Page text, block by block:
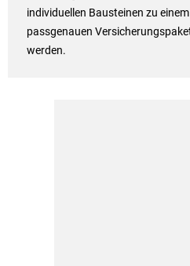
individuellen Bausteinen zu einem
passgenauen
werden.